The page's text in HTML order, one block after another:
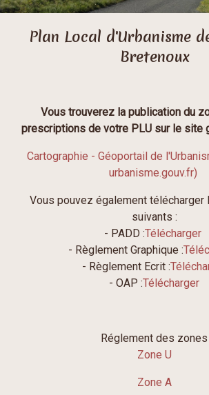
Plan Local d'Urbanisme
Bretenoux
Vous trouverez la publication du
prescriptions de votre PLU sur le site
Cartographie - Géoportail de
urbanisme.gouv.fr)
Vous pouvez également télécharger
suivants :
- PADD :Télécharger
- Règlement Graphique :
- Règlement Ecrit :
- OAP :Télécharger
Réglement des zones
Zone U
Zone A